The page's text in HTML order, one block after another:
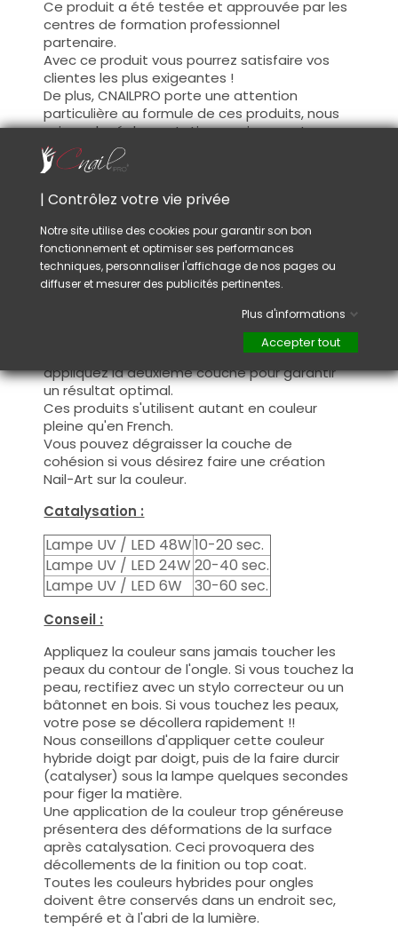
Ce produit a été testée et approuvée par les
centres de formation professionnel
partenaire.
Avec ce produit vous pourrez satisfaire vos
clientes les plus exigeantes !
De plus, CNAILPRO porte une attention
particulière au formule de ces produits, nous
suivons la réglementation en vigueur et
garantissons la conformité de nos produits.
Ceci pour garantir une sécurité d'utilisation
Utilisation :
Cette couleur s'applique avec son pinceau, de
manière fine, sur la base (il n'est pas
cohésion) ou sur la construction après limage.
Ce produit s'applique en deux couches,
fermez le bord libre à la première couche et
appliquez la deuxième couche pour garantir
un résultat optimal.
Ces produits s'utilisent autant en couleur
pleine qu'en French.
Vous pouvez dégraisser la couche de
cohésion si vous désirez faire une création
Nail-Art sur la couleur.
Catalysation :
Lampe UV / LED 48W10-20 sec.
Lampe UV / LED 24W 20-40 sec.
Lampe UV / LED 6W
30-60 sec.
Conseil :
Appliquez la couleur sans jamais toucher les
peaux du contour de l'ongle. Si vous touchez la
peau, rectifiez avec un stylo correcteur ou un
bâtonnet en bois. Si vous touchez les peaux,
votre pose se décollera rapidement !!
Nous conseillons d'appliquer cette couleur
hybride doigt par doigt, puis de la faire durcir
(catalyser) sous la lampe quelques secondes
pour figer la matière.
Une application de la couleur trop généreuse
présentera des déformations de la surface
après catalysation. Ceci provoquera des
décollements de la finition ou top coat.
Toutes les couleurs hybrides pour ongles
doivent être conservés dans un endroit sec,
tempéré et à l'abri de la lumière.
| Contrôlez votre vie privée
Notre site utilise des cookies pour garantir son bon
fonctionnement et optimiser ses performances
techniques, personnaliser l'affichage de nos pages ou
diffuser et mesurer des publicités pertinentes.
Plus d'informations
Accepter tout